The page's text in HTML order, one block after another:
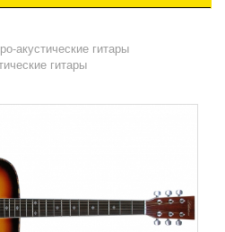
акустические гитары
гитары